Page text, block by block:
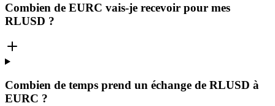
Combien de EURC vais-je recevoir pour mes
RLUSD ?
Combien de temps prend un échange de RLUSD à
EURC ?